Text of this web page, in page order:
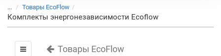
... Товары EcoFlow
Комплекты энергонезависимости Ecoflow
Товары EcoFlow